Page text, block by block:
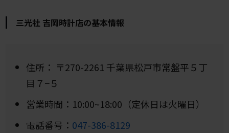
三光社 吉岡時計店の基本情報
住所： 〒270-2261 千葉県松戸市常盤平５丁
目７−５
営業時間：10:00~18:00（定休日は火曜日）
電話番号： 047-386-8129